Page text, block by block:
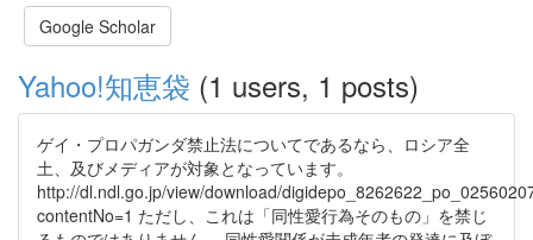
Google Scholar
Yahoo!知恵袋 (1 users, 1 posts)
ゲイ・プロパガンダ禁止法についてであるなら、ロシア全
土、及びメディアが対象となっています。
http://dl.ndl.go.jp/view/download/
contentNo=1 ただし、これは「同性愛行為そのもの」を禁じ